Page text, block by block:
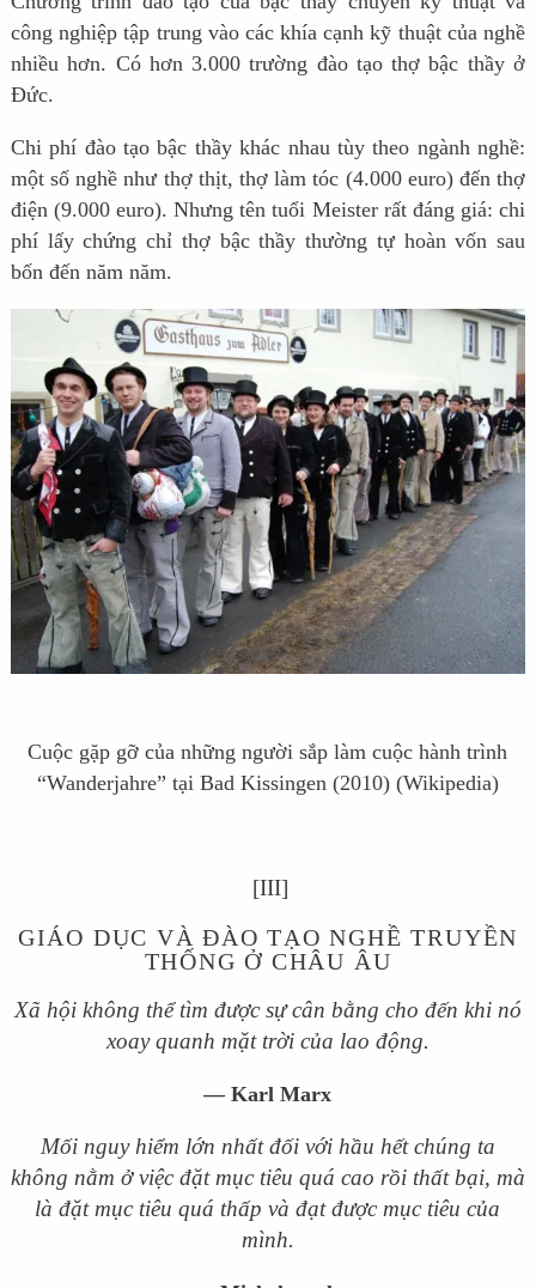
công nghiệp tập trung vào các khía cạnh kỹ thuật của nghề
nhiều hơn. Có hơn 3.000 trường đào tạo thợ bậc thầy ở
Đức.
Chi phí đào tạo bậc thầy khác nhau tùy theo ngành nghề:
một số nghề như thợ thịt, thợ làm tóc (4.000 euro) đến thợ
điện (9.000 euro). Nhưng tên tuổi Meister rất đáng giá: chi
phí lấy chứng chỉ thợ bậc thầy thường tự hoàn vốn sau
bốn đến năm năm.
Cuộc gặp gỡ của những người sắp làm cuộc hành trình
“Wanderjahre” tại Bad Kissingen (2010) (Wikipedia)
[III]
GIÁO DỤC VÀ ĐÀO TẠO NGHỀ TRUYỀN
THỐNG Ở CHÂU ÂU
Xã hội không thể tìm được sự cân bằng cho đến khi nó
xoay quanh mặt trời của lao động.
—Karl Marx
Mối nguy hiểm lớn nhất đối với hầu hết chúng ta
không nằm ở việc đặt mục tiêu quá cao rồi thất bại, mà
là đặt mục tiêu quá thấp và đạt được mục tiêu của
mình.